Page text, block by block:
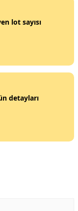
lot sayısı
detayları